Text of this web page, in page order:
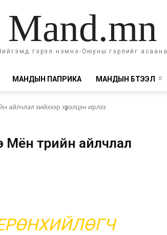
Mand.mn
гэрэл нэмнэ-Оюуны гэрлийг асаана
МАНДЫН ПАПРИКА МАНДЫН БҮТЭЭЛ
хийхээр хүрэлцэн ирлээ
Мён төрийн айлчлал